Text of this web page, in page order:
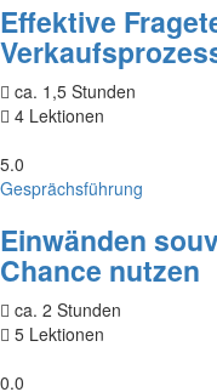
Effektive
ca. 1,5 Stunden
4 Lektionen
5.0
Gesprächsführung
Einwänden
Chance nutzen
ca. 2 Stunden
5 Lektionen
0.0